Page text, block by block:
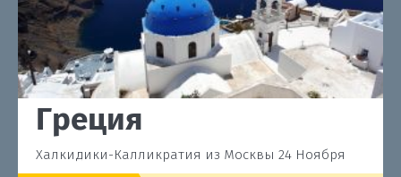
Греция
Халкидики-Калликратия из Москвы 24 Ноября